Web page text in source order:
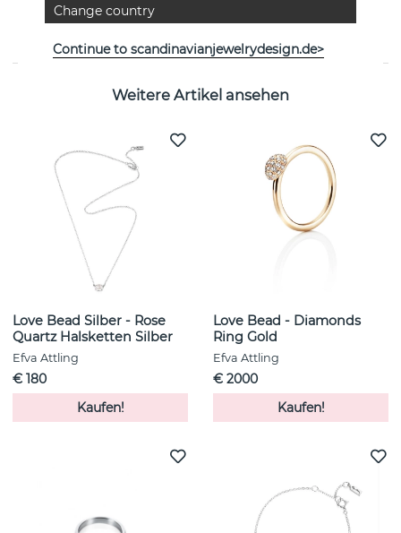
Weitere Artikel ansehen
Love Bead Silber - Rose
Quartz Halsketten Silber
Efva Attling
€ 180
Kaufen!
Love Bead - Diamonds
Ring Gold
Efva Attling
€ 2000
Kaufen!
Change country
Continue to scandinavianjewelrydesign.de>